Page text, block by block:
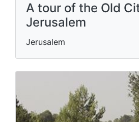
A tour of the Old
Jerusalem
Jerusalem